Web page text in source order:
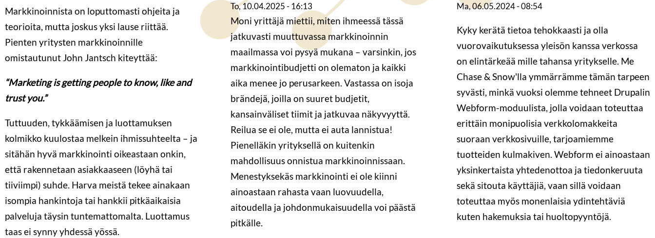
Markkinoinnista on loputtomasti ohjeita ja
teorioita, mutta joskus yksi lause riittää.
Pienten yritysten markkinoinnille
omistautunut John Jantsch kiteyttää:
“Marketing is getting people to know, like and
trust you.”
Tuttuuden, tykkäämisen ja luottamuksen
kolmikko kuulostaa melkein ihmissuhteelta – ja
sitähän hyvä markkinointi oikeastaan onkin,
että rakennetaan asiakkaaseen (löyhä tai
tiiviimpi) suhde. Harva meistä tekee ainakaan
isompia hankintoja tai hankkii pitkäaikaisia
palveluja täysin tuntemattomalta. Luottamus
taas ei synny yhdessä yössä.
To, 10.04.2025 - 16:13
Moni yrittäjä miettii, miten ihmeessä tässä
jatkuvasti muuttuvassa markkinoinnin
maailmassa voi pysyä mukana – varsinkin, jos
markkinointibudjetti on olematon ja kaikki
aika menee jo perusarkeen. Vastassa on isoja
brändejä, joilla on suuret budjetit,
kansainväliset tiimit ja jatkuvaa näkyvyyttä.
Reilua se ei ole, mutta ei auta lannistua!
Pienelläkin yrityksellä on kuitenkin
mahdollisuus onnistua markkinoinnissaan.
Menestyksekäs markkinointi ei ole kiinni
ainoastaan rahasta vaan luovuudella,
aitoudella ja johdonmukaisuudella voi päästä
pitkälle.
Ma, 06.05.2024 - 08:54
Kyky kerätä tietoa tehokkaasti ja olla
vuorovaikutuksessa yleisön kanssa verkossa
on elintärkeää mille tahansa yritykselle. Me
Chase & Snow'lla ymmärrämme tämän tarpeen
syvästi, minkä vuoksi olemme tehneet Drupalin
Webform-moduulista, jolla voidaan toteuttaa
erittäin monipuolisia verkkolomakkeita
suoraan verkkosivuille, tarjoamiemme
tuotteiden kulmakiven. Webform ei ainoastaan
yksinkertaista yhtedenottoa ja tiedonkeruuta
sekä sitouta käyttäjiä, vaan sillä voidaan
toteuttaa myös monenlaisia ydintehtäviä
kuten hakemuksia tai huoltopyyntöjä.